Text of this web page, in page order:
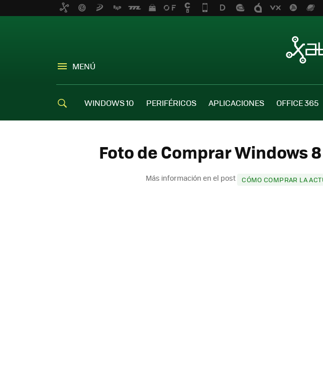
MENÚ
WINDOWS 10 PERIFÉRICOS APLICACIONES OFFICE 365
Foto de Comprar Windows
Más información en el post CÓMO COMPRAR LA